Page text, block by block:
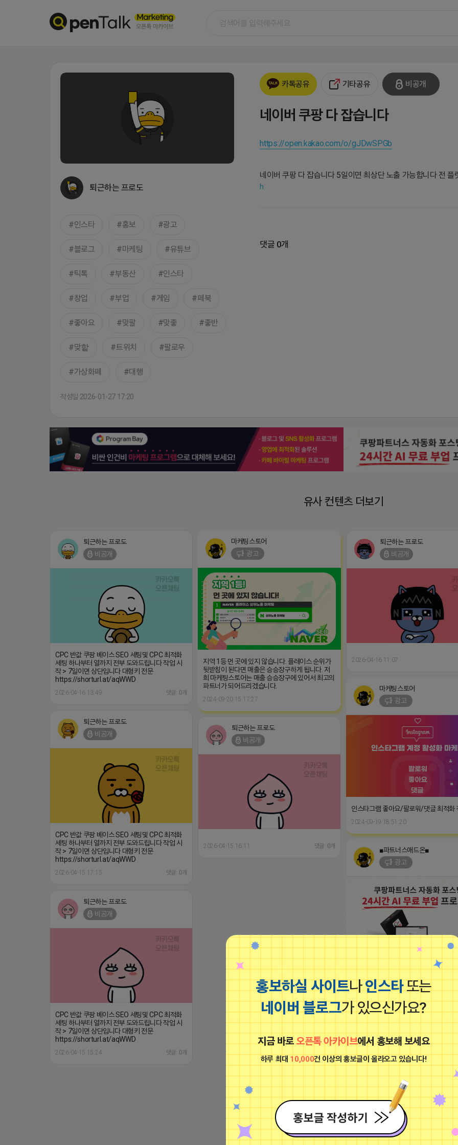
홍보하실 사이트나인스타또는
네이버 블로그가 있으신가요?
지금 바로오픈톡 아카이브에서 홍보해 보세요
하루 최대 10,000건 이상의 홍보글이 올라오고 있습니다!
퇴근하는 프로도
인스타 홍보 광고
블로그 마케팅 유튜브
틱톡 부동산 인스타
창업 부업 게임 페북
좋아요 맞팔 맞좋 좋반
맞핱 트위치 팔로우
가상화폐 대행
작성일 2026-01-27 17:20
카톡공유 기타공유 비공개
네이버 쿠팡 다 잡습니다
https://open.kakao.com/o/gJDwSPGb
네이버 쿠팡 다 잡습니다 5일이면 최상단 노출 가능합니다 전
h
댓글 0개
유사 컨텐츠 더보기
퇴근하는 프로도
비공개
CPC 반값 쿠팡 베이스 SEO 세팅및 CPC 최적화
세팅 하나부터 열까지 전부 도와드립니다 작업 시
작 > 7일이면 상단입니다 대형키 전문
https://shorturl.at/aqWWD
2026-04-16 13:49 댓글: 0개
마케팅스토어
광고
지역 1등 먼 곳에 있지 않습니다. 플레이스 순위가
뒷받침이 된다면 매출은 승승장구하게 됩니다. 저
희 마케팅스토어는 매출 승승장구에 있어서 최고의
파트너가 되어드리겠습니다.
2024-09-20 15:17:27
퇴근하는 프로도
비공개
2026-04-16 11:07
마케팅스토어
광고
인스타그램 좋아요/팔로워/댓글 최적화
2024-09-19 18:51:20
퇴근하는 프로도
비공개
CPC 반값 쿠팡 베이스 SEO 세팅및 CPC 최적화
세팅 하나부터 열까지 전부 도와드립니다 작업 시
작 > 7일이면 상단입니다 대형키 전문
https://shorturl.at/aqWWD
2026-04-15 17:15 댓글: 0개
퇴근하는 프로도
비공개
2026-04-15 16:11 댓글: 0개
■파트너스애드온■
광고
▤쿠팡파트너스 외 4개 파트너스 활동
2024-12-12 17:02:50
퇴근하는 프로도
비공개
CPC 반값 쿠팡 베이스 SEO 세팅및 CPC 최적화
세팅 하나부터 열까지 전부 도와드립니다 작업 시
작 > 7일이면 상단입니다 대형키 전문
https://shorturl.at/aqWWD
2026-04-15 15:24 댓글: 0개
퇴근하는 프로도
비공개
CPC 반값 쿠팡 베이스 SEO 세팅및
세팅 하나부터 열까지 전부 도와드립니
작 > 7일이면 상단입니다 대형키 전문